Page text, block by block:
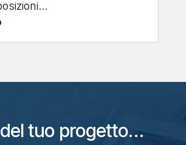
sentirai mai
dal nostro team e il
non si possono